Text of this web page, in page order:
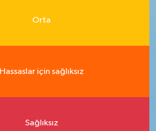
Orta
Hassaslar için sağlıksız
Sağlıksız